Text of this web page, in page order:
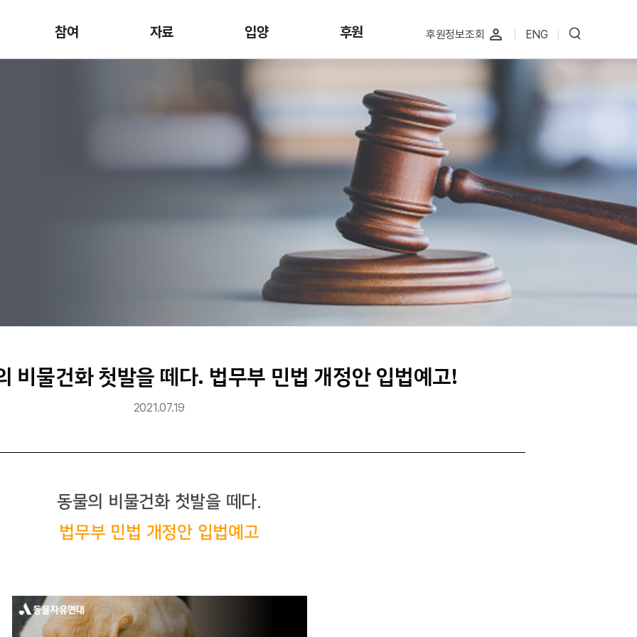
참여 자료 입양 후원 후원정보조회 perm_identity ENG
비물건화 첫발을 떼다. 법무부 민법 개정안 입법예고!
2021.07.19
동물의 비물건화 첫발을 떼다.
법무부 민법 개정안 입법예고